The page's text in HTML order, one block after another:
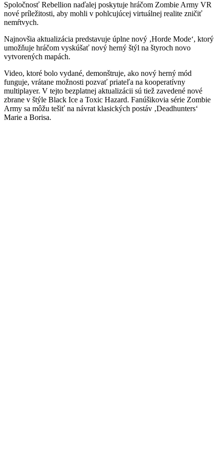
Spoločnosť Rebellion naďalej poskytuje hráčom Zombie Army VR
nové príležitosti, aby mohli v pohlcujúcej virtuálnej realite zničiť
nemŕtvych.
Najnovšia aktualizácia predstavuje úplne nový ‚Horde Mode‘, ktorý
umožňuje hráčom vyskúšať nový herný štýl na štyroch novo
vytvorených mapách.
Video, ktoré bolo vydané, demonštruje, ako nový herný mód
funguje, vrátane možnosti pozvať priateľa na kooperatívny
multiplayer. V tejto bezplatnej aktualizácii sú tiež zavedené nové
zbrane v štýle Black Ice a Toxic Hazard. Fanúšikovia série Zombie
Army sa môžu tešiť na návrat klasických postáv ‚Deadhunters‘
Marie a Borisa.